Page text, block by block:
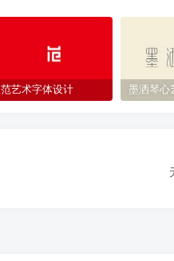
范艺术字体设计 墨洒琴心